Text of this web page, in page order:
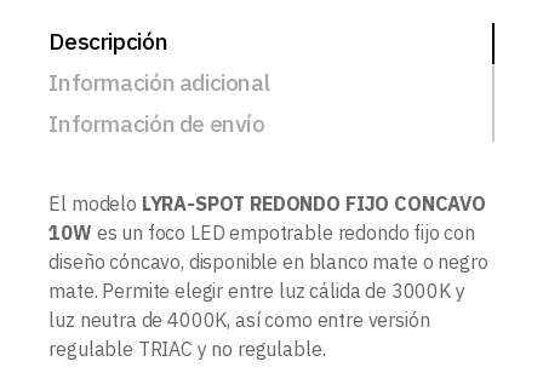
Descripción
Información adicional
Información de envío
El modelo LYRA-SPOT REDONDO FIJO CONCAVO
10W es un foco LED empotrable redondo fijo con
diseño cóncavo, disponible en blanco mate o negro
mate. Permite elegir entre luz cálida de 3000K y
luz neutra de 4000K, así como entre versión
regulable TRIAC y no regulable.